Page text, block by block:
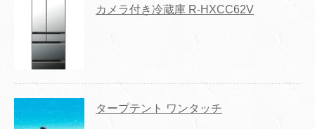
カメラ付き冷蔵庫 R-HXCC62V
タープテント ワンタッチ